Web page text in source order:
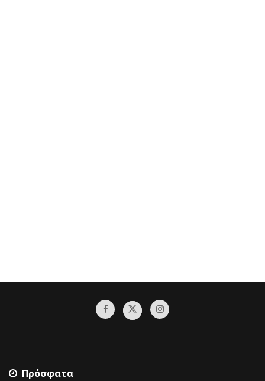
Πρόσφατα